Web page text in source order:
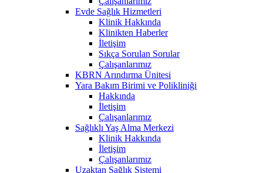
Evde Sağlık Hizmetleri
Klinik Hakkında
Klinikten Haberler
İletişim
Sıkça Sorulan Sorular
Çalışanlarımız
KBRN Arındırma Ünitesi
Yara Bakım Birimi ve Polikliniği
Hakkında
İletişim
Çalışanlarımız
Sağlıklı Yaş Alma Merkezi
Klinik Hakkında
İletişim
Çalışanlarımız
Uzaktan Sağlık Sistemi